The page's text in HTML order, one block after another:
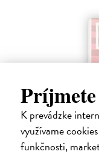
Príjmete
K prevádzke
využívame
funkčnosti,
Dobrodruh